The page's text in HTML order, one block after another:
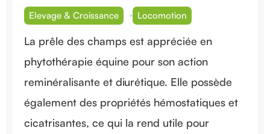
Elevage & Croissance Locomotion
La prêle des champs est appréciée en
phytothérapie équine pour son action
reminéralisante et diurétique. Elle possède
également des propriétés hémostatiques et
cicatrisantes, ce qui la rend utile pour